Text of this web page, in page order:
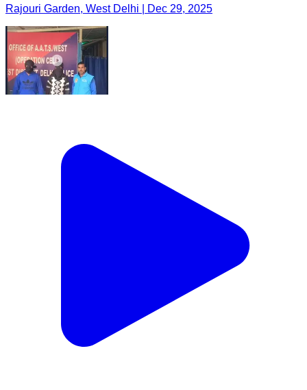
Rajouri Garden, West Delhi | Dec 29, 2025